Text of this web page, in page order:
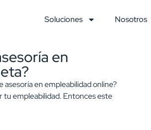
Soluciones Nosotros
en
en empleabilidad online?
tu empleabilidad. Entonces este